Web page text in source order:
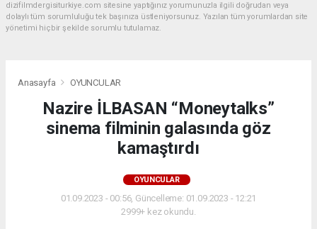
dizifilmdergisiturkiye.com sitesine yaptığınız yorumunuzla ilgili doğrudan veya
dolaylı tüm sorumluluğu tek başınıza üstleniyorsunuz. Yazılan tüm yorumlardan site
yönetimi hiçbir şekilde sorumlu tutulamaz.
Anasayfa OYUNCULAR
Nazire İLBASAN “Moneytalks”
sinema filminin galasında göz
kamaştırdı
OYUNCULAR
01.09.2023 - 00:56, Güncelleme: 01.09.2023 - 12:21
2999+ kez okundu.